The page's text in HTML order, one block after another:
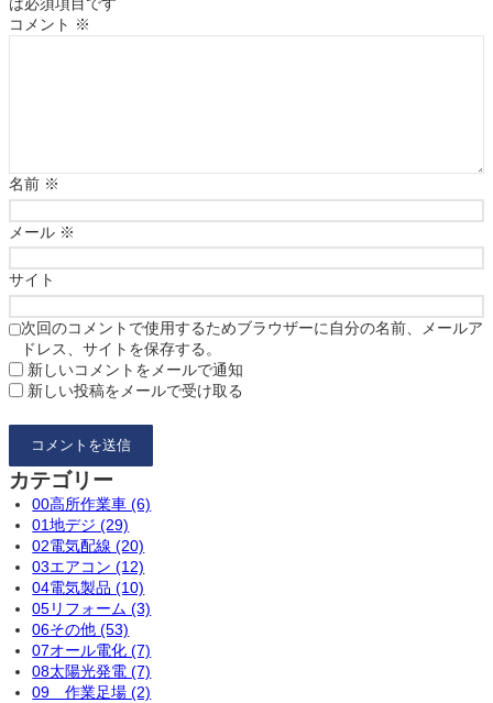
コメント ※
名前 ※
メール ※
サイト
次回のコメントで使用するためブラウザーに自分の名前、メールア
ドレス、サイトを保存する。
新しいコメントをメールで通知
新しい投稿をメールで受け取る
カテゴリー
00高所作業車 (6)
01地デジ (29)
02電気配線 (20)
03エアコン (12)
04電気製品 (10)
05リフォーム (3)
06その他 (53)
07オール電化 (7)
08太陽光発電 (7)
09 作業足場 (2)